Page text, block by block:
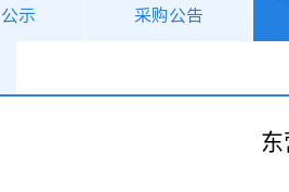
示 采购公告